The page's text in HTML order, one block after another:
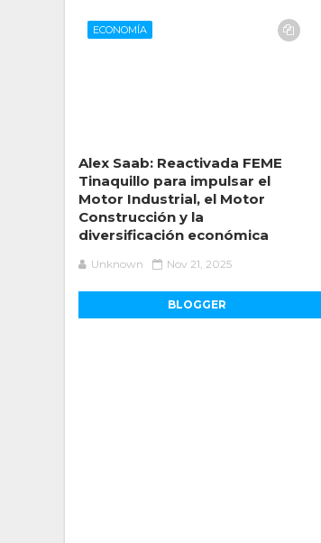
ECONOMÍA
Alex Saab: Reactivada FEME
Tinaquillo para impulsar el
Motor Industrial, el Motor
Construcción y la
diversificación económica
Unknown Nov 21, 2025
BLOGGER